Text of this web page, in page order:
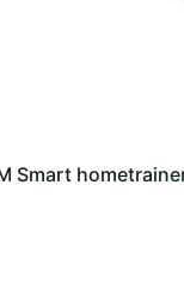
Smart